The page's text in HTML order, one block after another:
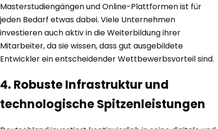
Masterstudiengängen und Online-Plattformen ist für
jeden Bedarf etwas dabei. Viele Unternehmen
investieren auch aktiv in die Weiterbildung ihrer
Mitarbeiter, da sie wissen, dass gut ausgebildete
Entwickler ein entscheidender Wettbewerbsvorteil sind.
4. Robuste Infrastruktur und
technologische Spitzenleistungen